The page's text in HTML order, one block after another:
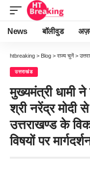
News बॉलीवुड
htbreaking > Blog > राज्य चुनें >
उत्तराखंड
मुख्यमंत्री धामी
श्री नरेंद्र मोदी
उत्तराखण्ड के
विषयों पर